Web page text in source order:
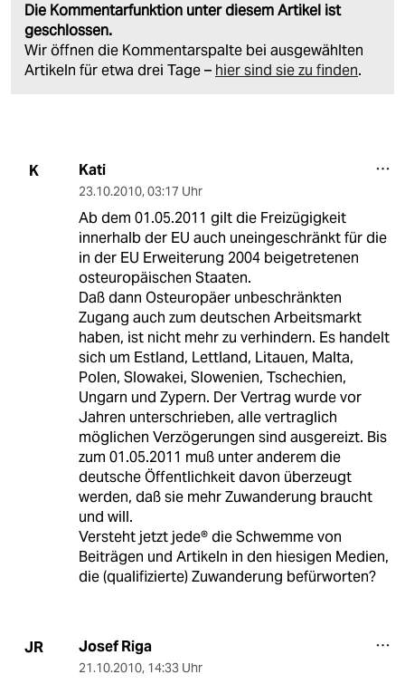
Die Kommentarfunktion unter diesem Artikel ist
geschlossen.
Wir öffnen die Kommentarspalte bei ausgewählten
Artikeln für etwa drei Tage – hier sind sie zu finden.
K Kati
23.10.2010, 03:17 Uhr
Ab dem 01.05.2011 gilt die Freizügigkeit
innerhalb der EU auch uneingeschränkt für die
in der EU Erweiterung 2004 beigetretenen
osteuropäischen Staaten.
Daß dann Osteuropäer unbeschränkten
Zugang auch zum deutschen Arbeitsmarkt
haben, ist nicht mehr zu verhindern. Es handelt
sich um Estland, Lettland, Litauen, Malta,
Polen, Slowakei, Slowenien, Tschechien,
Ungarn und Zypern. Der Vertrag wurde vor
Jahren unterschrieben, alle vertraglich
möglichen Verzögerungen sind ausgereizt. Bis
zum 01.05.2011 muß unter anderem die
deutsche Öffentlichkeit davon überzeugt
werden, daß sie mehr Zuwanderung braucht
und will.
Versteht jetzt jede® die Schwemme von
Beiträgen und Artikeln in den hiesigen Medien,
die (qualifizierte) Zuwanderung befürworten?
JR Josef Riga
21.10.2010, 14:33 Uhr